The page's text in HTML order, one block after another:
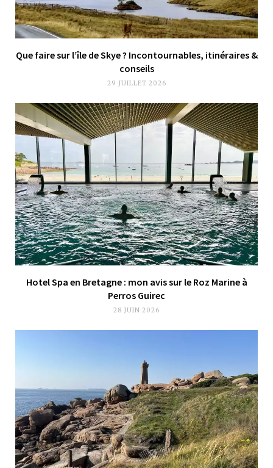
Que faire sur l’île de Skye ? Incontournables, itinéraires &
conseils
29 JUILLET 2026
Hotel Spa en Bretagne : mon avis sur le Roz Marine à
Perros Guirec
28 JUIN 2026